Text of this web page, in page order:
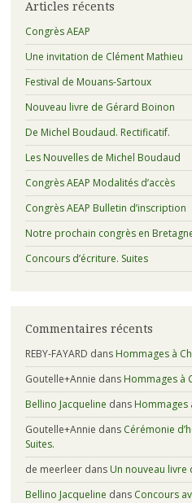
Articles récents
Congrès AEAP
Une invitation de Clément Mathieu
Festival de Mouans-Sartoux
Nouveau livre de Gérard Boinon
De Michel Boudaud. Rectificatif.
Les Nouvelles de Michel Boudaud
Congrès AEAP Modalités d’accès
Congrès AEAP Bulletin d’inscription
Notre prochain congrès en
Concours d’écriture. Suites
Commentaires récents
REBY-FAYARD dans Hommages à
Goutelle+Annie dans Hommages à
Bellino Jacqueline dans Hommages
Goutelle+Annie dans Cérémonie
Suites.
de meerleerdans Un nouveau livre
Bellino Jacqueline dans Concours